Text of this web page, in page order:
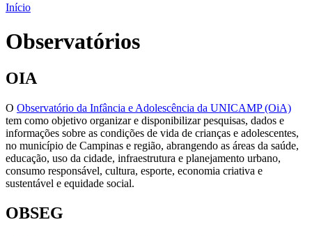
Início
Observatórios
OIA
O Observatório da Infância e Adolescência da UNICAMP (OiA)
tem como objetivo organizar e disponibilizar pesquisas, dados e
informações sobre as condições de vida de crianças e adolescentes,
no município de Campinas e região, abrangendo as áreas da saúde,
educação, uso da cidade, infraestrutura e planejamento urbano,
consumo responsável, cultura, esporte, economia criativa e
sustentável e equidade social.
OBSEG